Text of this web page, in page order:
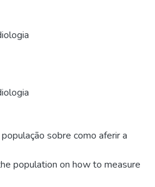
sobre como aferir a
population on how to measure